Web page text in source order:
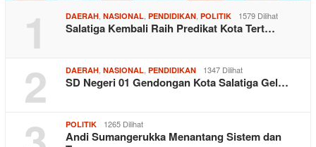
1 DAERAH, NASIONAL, PENDIDIKAN, POLITIK 1579 Dilihat
Salatiga Kembali Raih Predikat Kota Tert…
2 DAERAH, NASIONAL, PENDIDIKAN 1347 Dilihat
SD Negeri 01 Gendongan Kota Salatiga Gel…
POLITIK 1265 Dilihat
Andi Sumangerukka Menantang Sistem dan